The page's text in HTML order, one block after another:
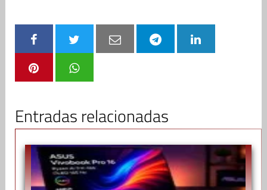
Entradas relacionadas